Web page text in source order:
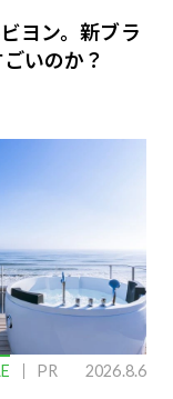
ヨン。新ブラ
いのか？
PR 2026.8.6